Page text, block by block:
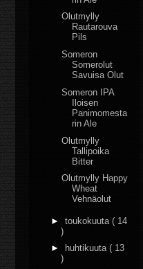
Olutmylly
Rautarouva
Pils
Someron
Somerolut
Savuisa Olut
Someron IPA
Iloisen
Panimomesta
rin Ale
Olutmylly
Tallipoika
Bitter
Olutmylly Happy
Wheat
Vehnäolut
► toukokuuta ( 14
)
►
huhtikuuta ( 13
)